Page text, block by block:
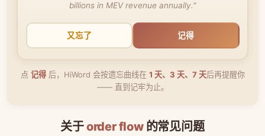
billions in MEV revenue annually."
又忘了 记得
点 记得后，HiWord 会按遗忘曲线在 1 天、3 天、7 天后再提醒你
—— 直到记牢为止。
关于order flow的常见问题